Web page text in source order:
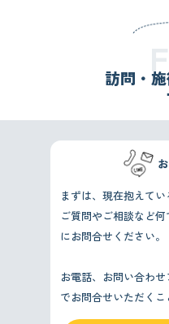
訪問・
まずは、現在抱えてい
ご質問やご相談など
にお問合せください。
お電話、お問い合わ
でお問合せいただくこ